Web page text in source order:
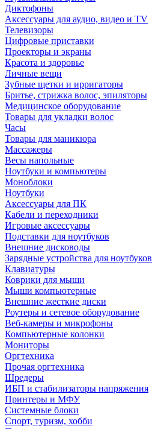
Диктофоны
Аксессуары для аудио, видео и TV
Телевизоры
Цифровые приставки
Проекторы и экраны
Красота и здоровье
Личные вещи
Зубные щетки и ирригаторы
Бритье, стрижка волос, эпиляторы
Медицинское оборудование
Товары для укладки волос
Часы
Товары для маникюра
Массажеры
Весы напольные
Ноутбуки и компьютеры
Моноблоки
Ноутбуки
Аксессуары для ПК
Кабели и переходники
Игровые аксессуары
Подставки для ноутбуков
Внешние дисководы
Зарядные устройства для ноутбуков
Клавиатуры
Коврики для мыши
Мыши компьютерные
Внешние жесткие диски
Роутеры и сетевое оборудование
Веб-камеры и микрофоны
Компьютерные колонки
Мониторы
Оргтехника
Прочая оргтехника
Шредеры
ИБП и стабилизаторы напряжения
Принтеры и МФУ
Системные блоки
Спорт, туризм, хобби